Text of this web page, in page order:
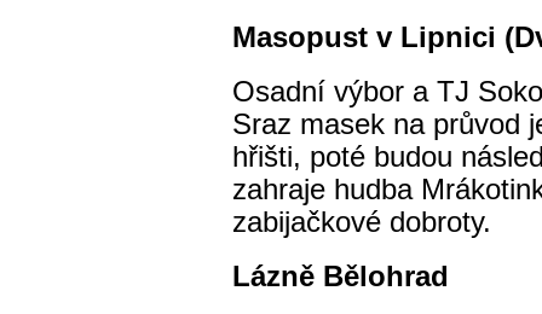
Masopust v Lipnici
Osadní výbor a TJ
Sraz masek na průvod
hřišti, poté budou
zahraje hudba
zabijačkové dobroty.
Lázně Bělohrad